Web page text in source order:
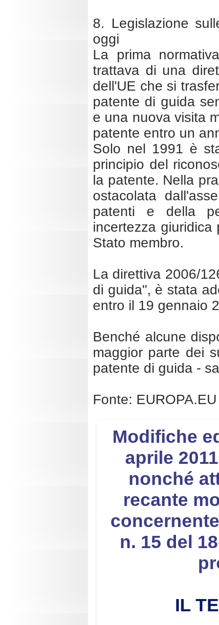
8. Legislazione
oggi
La prima
trattava di una
dell'UE che si
patente di guida
e una nuova visita
patente entro un
Solo nel 1991 è
principio del
la patente. Nella
ostacolata
patenti e della
incertezza
Stato membro.
La direttiva 2006/
di guida", è stata
entro il 19 gennaio
Benché alcune
maggior parte dei
patente di guida -
Fonte: EUROPA.EU
Modifiche
aprile
nonché
recante
n. 15 del
IL